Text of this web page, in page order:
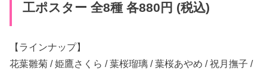
工ポスター 全8種 各880円 (税込)
【ラインナップ】
花葉雛菊 / 姫鷹さくら / ​葉桜瑠璃 / 葉桜​あやめ / 祝月撫子 /